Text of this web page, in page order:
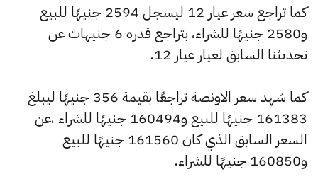
كما تراجع سعر عيار 12 ليسجل 2594 جنيهًا للبيع
و2580 جنيهًا للشراء، بتراجع قدره 6 جنيهات عن
تحديثنا السابق لعيار عيار 12.
كما شهد سعر الاونصة تراجعًا بقيمة 356 جنيهًا ليبلغ
161383 جنيهًا للبيع و160494 جنيهًا للشراء ،عن
السعر السابق الذي كان 161560 جنيهًا للبيع
و160850 جنيهًا للشراء.